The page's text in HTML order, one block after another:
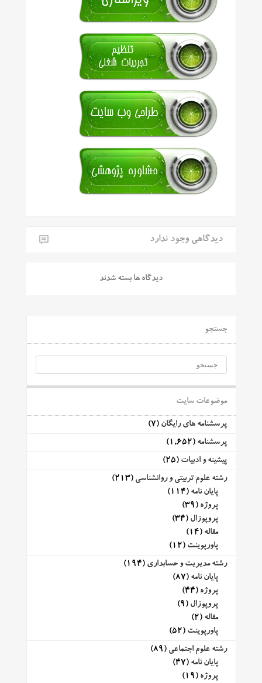
دیدگاهی وجود ندارد
دیدگاه ها بسته شدند
جستجو
موضوعات سایت
پرسشنامه های رایگان (7)
پرسشنامه (1,652)
پیشینه و ادبیات (25)
رشته علوم تربیتی و روانشناسی (213)
پایان نامه (114)
پروژه (39)
پروپوزال (34)
مقاله (14)
پاورپوینت (12)
رشته مدیریت و حسابداری (194)
پایان نامه (87)
پروژه (44)
پروپوزال (9)
مقاله (2)
پاورپوینت (52)
رشته علوم اجتماعی (89)
پایان نامه (47)
پروژه (19)